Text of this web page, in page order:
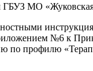
ГБУЗ МО
№6 к
по профилю